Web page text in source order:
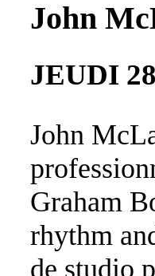
John
JEUDI
John
Graham
rhythm
de studio